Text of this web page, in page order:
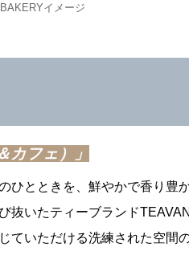
イメージ
カフェ）」
ひとときを、鮮やかで香り豊
抜いたティーブランド
ていただける洗練された空間